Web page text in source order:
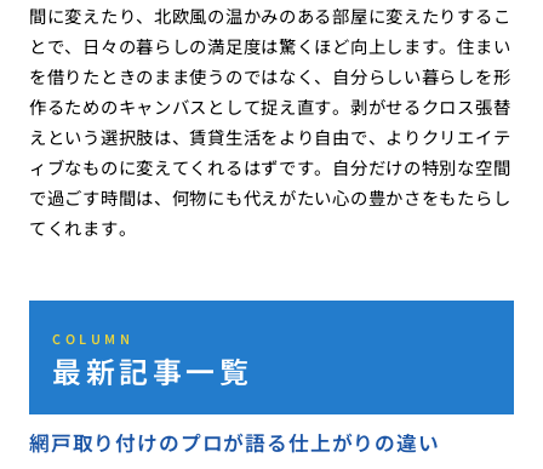
間に変えたり、北欧風の温かみのある部屋に変えたりするこ
とで、日々の暮らしの満足度は驚くほど向上します。住まい
を借りたときのまま使うのではなく、自分らしい暮らしを形
作るためのキャンバスとして捉え直す。剥がせるクロス張替
えという選択肢は、賃貸生活をより自由で、よりクリエイテ
ィブなものに変えてくれるはずです。自分だけの特別な空間
で過ごす時間は、何物にも代えがたい心の豊かさをもたらし
てくれます。
COLUMN
最新記事一覧
網戸取り付けのプロが語る仕上がりの違い